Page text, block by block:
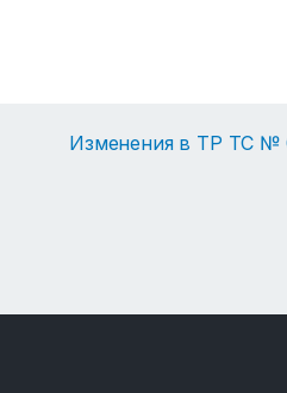
Изменения в ТР ТС №